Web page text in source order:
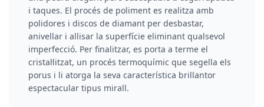
i taques. El procés de poliment es realitza amb
polidores i discos de diamant per desbastar,
anivellar i allisar la superfície eliminant qualsevol
imperfecció. Per finalitzar, es porta a terme el
cristal·litzat, un procés termoquímic que segella els
porus i li atorga la seva característica brillantor
espectacular tipus mirall.